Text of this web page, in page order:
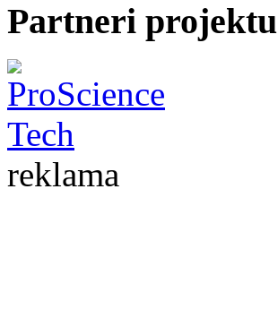
Partneri projektu
reklama